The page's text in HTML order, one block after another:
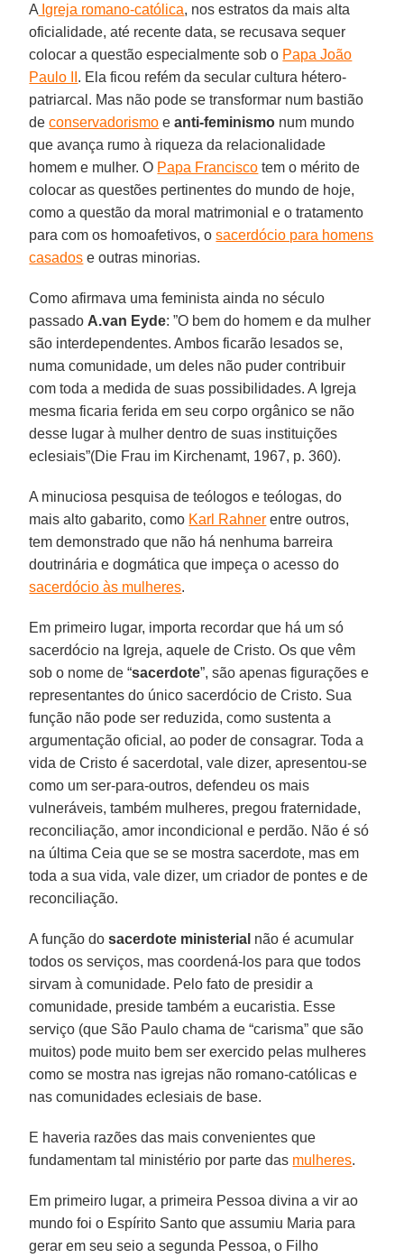
A Igreja romano-católica, nos estratos da mais alta
oficialidade, até recente data, se recusava sequer
colocar a questão especialmente sob o Papa João
Paulo II . Ela ficou refém da secular cultura hétero-
patriarcal. Mas não pode se transformar num bastião
deconservadorismo eanti-feminismo num mundo
que avança rumo à riqueza da relacionalidade
homem e mulher. O Papa Francisco tem o mérito de
colocar as questões pertinentes do mundo de hoje,
como a questão da moral matrimonial e o tratamento
para com os homoafetivos, osacerdócio para homens
casados e outras minorias.
Como afirmava uma feminista ainda no século
passado A.van Eyde: ”O bem do homem e da mulher
são interdependentes. Ambos ficarão lesados se,
numa comunidade, um deles não puder contribuir
com toda a medida de suas possibilidades. A Igreja
mesma ficaria ferida em seu corpo orgânico se não
desse lugar à mulher dentro de suas instituições
eclesiais”(Die Frau im Kirchenamt, 1967, p. 360).
A minuciosa pesquisa de teólogos e teólogas, do
mais alto gabarito, como Karl Rahner entre outros,
tem demonstrado que não há nenhuma barreira
doutrinária e dogmática que impeça o acesso do
sacerdócio às mulheres.
Em primeiro lugar, importa recordar que há um só
sacerdócio na Igreja, aquele de Cristo. Os que vêm
sob o nome de “sacerdote”, são apenas figurações e
representantes do único sacerdócio de Cristo. Sua
função não pode ser reduzida, como sustenta a
argumentação oficial, ao poder de consagrar. Toda a
vida de Cristo é sacerdotal, vale dizer, apresentou-se
como um ser-para-outros, defendeu os mais
vulneráveis, também mulheres, pregou fraternidade,
reconciliação, amor incondicional e perdão. Não é só
na última Ceia que se se mostra sacerdote, mas em
toda a sua vida, vale dizer, um criador de pontes e de
reconciliação.
A função dosacerdote ministerial não é acumular
todos os serviços, mas coordená-los para que todos
sirvam à comunidade. Pelo fato de presidir a
comunidade, preside também a eucaristia. Esse
serviço (que São Paulo chama de “carisma” que são
muitos) pode muito bem ser exercido pelas mulheres
como se mostra nas igrejas não romano-católicas e
nas comunidades eclesiais de base.
E haveria razões das mais convenientes que
fundamentam tal ministério por parte das mulheres.
Em primeiro lugar, a primeira Pessoa divina a vir ao
mundo foi o Espírito Santo que assumiu Maria para
gerar em seu seio a segunda Pessoa, o Filho